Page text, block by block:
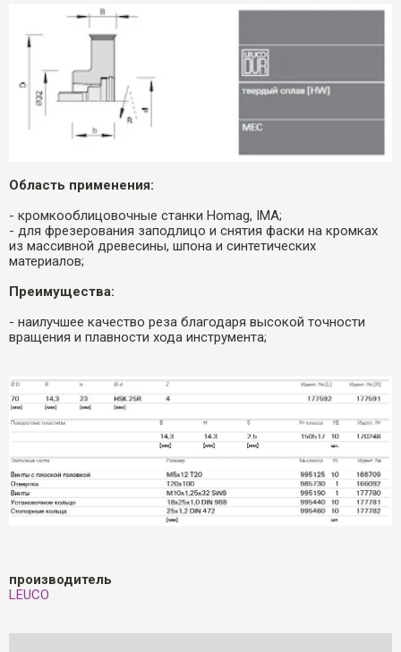
Область применения:
- кромкооблицовочные станки Homag, IMA;
- для фрезерования заподлицо и снятия фаски на кромках
из массивной древесины, шпона и синтетических
материалов;
Преимущества:
- наилучшее качество реза благодаря высокой точности
вращения и плавности хода инструмента;
производитель
LEUCO